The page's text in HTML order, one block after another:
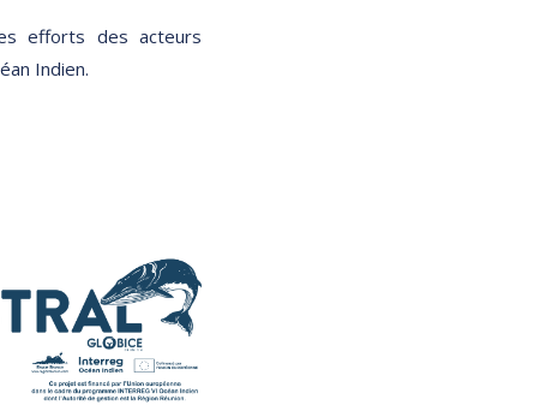
efforts des acteurs
Indien.